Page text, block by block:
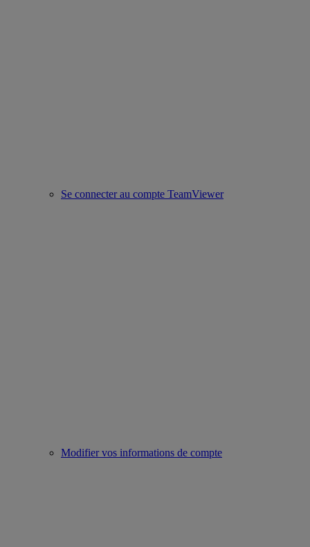
Se connecter au compte TeamViewer
Modifier vos informations de compte